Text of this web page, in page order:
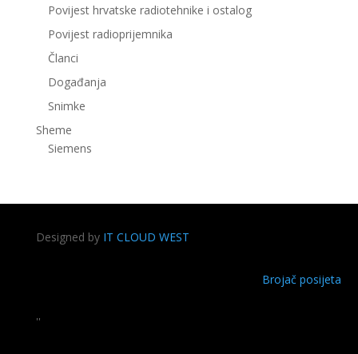
Povijest hrvatske radiotehnike i ostalog
Povijest radioprijemnika
Članci
Događanja
Snimke
Sheme
Siemens
Designed by IT CLOUD WEST
Brojač posijeta
''